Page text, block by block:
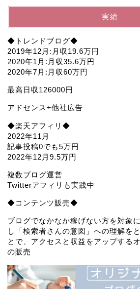
実績
◆トレンドブログ◆
2019年12月:月収19.6万円
2020年1月:月収35.6万円
2020年7月:月収60万円
最高日収126000円
アドセンス+他社広告
◆楽天アフィリ◆
2022年11月
記事投稿0でも5万円
2022年12月9.5万円
複数ブログ運営
Twitterアフィリも実践中
◆コンテンツ販売◆
ブログでなかなか稼げない方を対象
し「検索者さんの意図」への理解を
とで、アクセスと収益をアップする
の販売